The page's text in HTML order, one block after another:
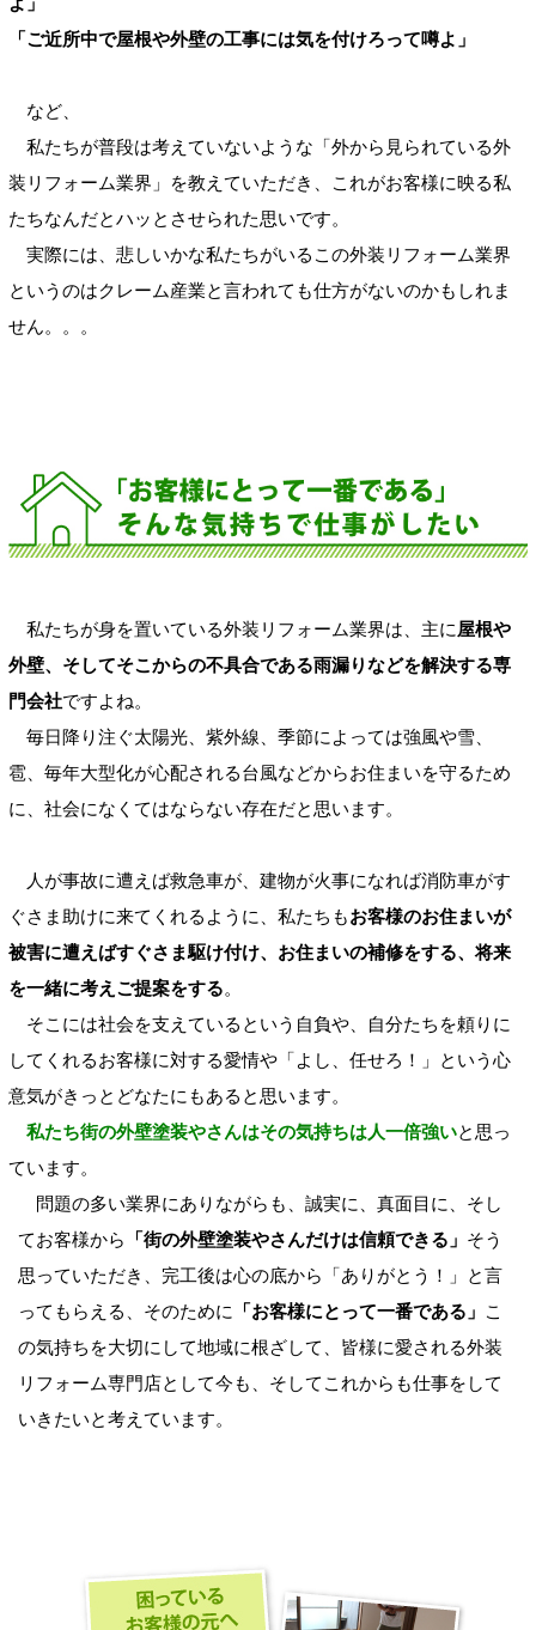
「ご近所中で屋根や外壁の工事には気を付けろって噂よ」
など、
私たちが普段は考えていないような「外から見られている外
装リフォーム業界」を教えていただき、これがお客様に映る私
たちなんだとハッとさせられた思いです。
実際には、悲しいかな私たちがいるこの外装リフォーム業界
というのはクレーム産業と言われても仕方がないのかもしれま
せん。。。
私たちが身を置いている外装リフォーム業界は、主に屋根や
外壁、そしてそこからの不具合である雨漏りなどを解決する専
門会社ですよね。
毎日降り注ぐ太陽光、紫外線、季節によっては強風や雪、
雹、毎年大型化が心配される台風などからお住まいを守るため
に、社会になくてはならない存在だと思います。
人が事故に遭えば救急車が、建物が火事になれば消防車がす
ぐさま助けに来てくれるように、私たちもお客様のお住まいが
被害に遭えばすぐさま駆け付け、お住まいの補修をする、将来
を一緒に考えご提案をする。
そこには社会を支えているという自負や、自分たちを頼りに
してくれるお客様に対する愛情や「よし、任せろ！」という心
意気がきっとどなたにもあると思います。
私たち街の外壁塗装やさんはその気持ちは人一倍強いと思っ
ています。
問題の多い業界にありながらも、誠実に、真面目に、そし
てお客様から 「街の外壁塗装やさんだけは信頼できる」 そう
思っていただき、完工後は心の底から「ありがとう！」と言
ってもらえる、そのために 「お客様にとって一番である」 こ
の気持ちを大切にして地域に根ざして、皆様に愛される外装
リフォーム専門店として今も、そしてこれからも仕事をして
いきたいと考えています。